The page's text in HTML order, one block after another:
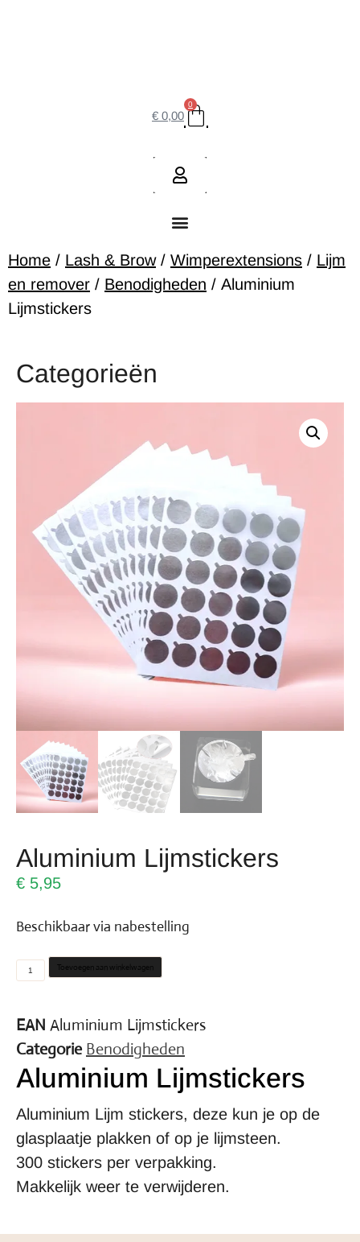
€ 0,00
0
Home / Lash & Brow/ Wimperextensions / Lijm
en remover / Benodigheden / Aluminium
Lijmstickers
Categorieën
Aluminium Lijmstickers
€ 5,95
Beschikbaar via nabestelling
Toevoegen aan winkelwagen
EAN Aluminium Lijmstickers
Categorie Benodigheden
Aluminium Lijmstickers
Aluminium Lijm stickers, deze kun je op de
glasplaatje plakken of op je lijmsteen.
300 stickers per verpakking.
Makkelijk weer te verwijderen.